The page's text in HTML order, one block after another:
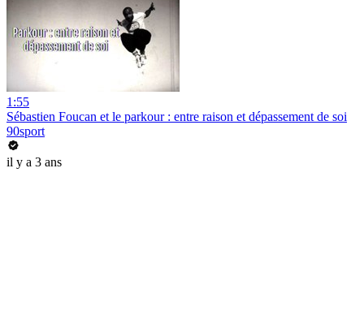
1:55
Sébastien Foucan et le parkour : entre raison et dépassement de soi
90sport
il y a 3 ans